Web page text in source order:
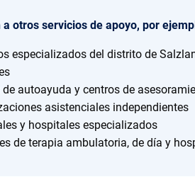
a otros servicios de apoyo, por
especializados del distrito de
de autoayuda y centros de
asistenciales independientes
y hospitales especializados
de terapia ambulatoria, de día y